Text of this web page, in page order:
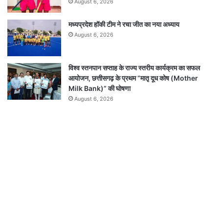
August 6, 2026
मध्यप्रदेश हॉकी टीम ने रचा जीत का नया अध्याय
August 6, 2026
विश्व स्तनपान सप्ताह के राज्य स्तरीय कार्यक्रम का सफल
आयोजन, छत्तीसगढ़ के प्रथम “मातृ दूध कोष (Mother
Milk Bank)” की घोषणा
August 6, 2026